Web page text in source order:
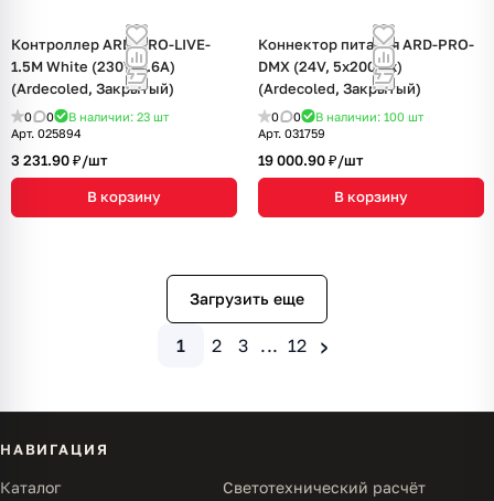
Контроллер ARD-PRO-LIVE-
1.5M White (230V, 1.6A)
(Ardecoled, Закрытый)
0 0 В наличии: 23 шт
Арт. 025894
3 231.90 ₽/шт
В корзину
Коннектор питания ARD-PRO-
DMX (24V, 5x200pix)
(Ardecoled, Закрытый)
0 0 В наличии: 100 шт
Арт. 031759
19 000.90 ₽/шт
В корзину
Загрузить еще
1 2 3 ... 12 ›
НАВИГАЦИЯ
Каталог Светотехнический расчёт